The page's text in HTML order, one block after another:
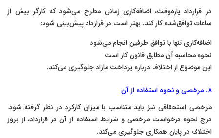
در قرارداد پاره‌وقت، اضافه‌کاری زمانی مطرح می‌شود که کارگر بیش از
ساعات توافق‌شده کار کند. بهتر است در قرارداد پیش‌بینی شود:
اضافه‌کاری تنها با توافق طرفین انجام می‌شود
نحوه محاسبه آن مطابق قانون کار است
این موضوع از اختلاف درباره پرداخت مازاد جلوگیری می‌کند.
۸. مرخصی و نحوه استفاده از آن
مرخصی استحقاقی نیز باید متناسب با میزان کارکرد در نظر گرفته شود.
درج نحوه درخواست مرخصی و شرایط استفاده از آن در قرارداد، از بروز
اختلاف در پایان همکاری جلوگیری می‌کند.